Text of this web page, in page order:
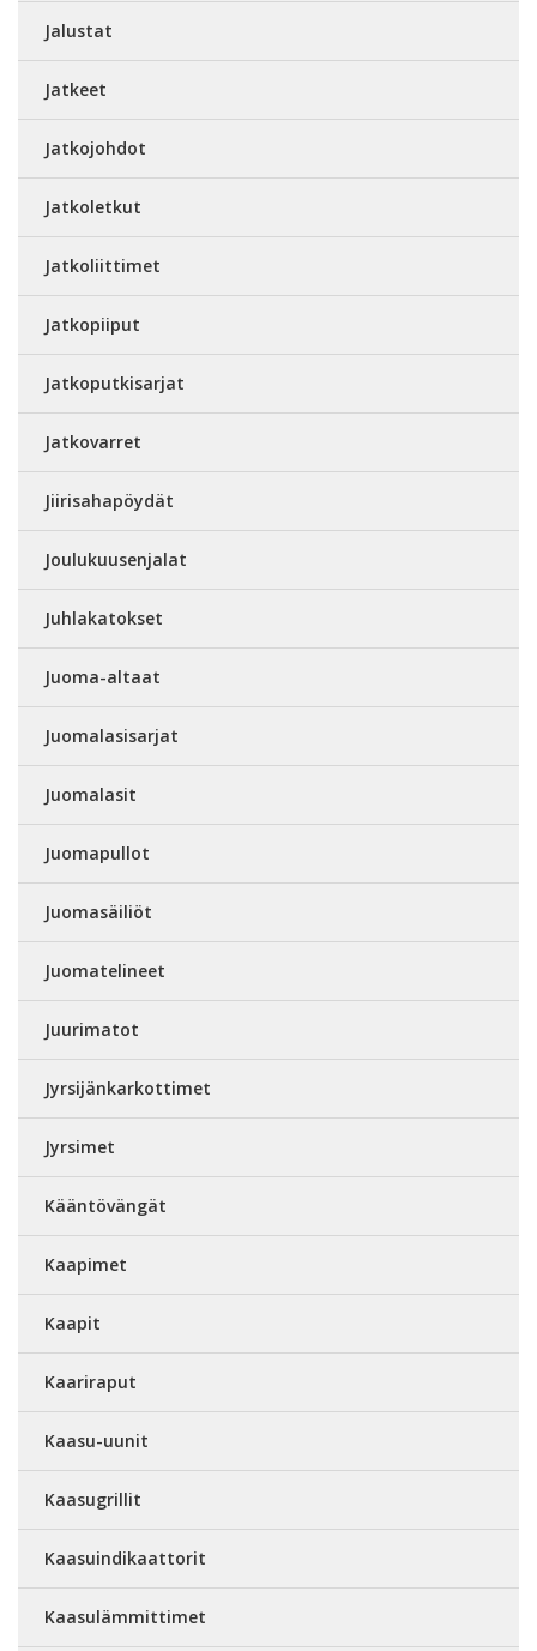
Jalustat
Jatkeet
Jatkojohdot
Jatkoletkut
Jatkoliittimet
Jatkopiiput
Jatkoputkisarjat
Jatkovarret
Jiirisahapöydät
Joulukuusenjalat
Juhlakatokset
Juoma-altaat
Juomalasisarjat
Juomalasit
Juomapullot
Juomasäiliöt
Juomatelineet
Juurimatot
Jyrsijänkarkottimet
Jyrsimet
Kääntövängät
Kaapimet
Kaapit
Kaariraput
Kaasu-uunit
Kaasugrillit
Kaasuindikaattorit
Kaasulämmittimet